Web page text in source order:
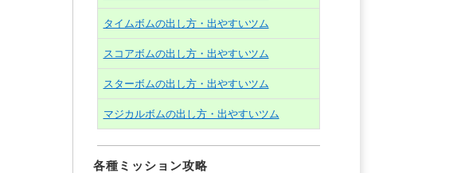
タイムボムの出し方・出やすいツム
スコアボムの出し方・出やすいツム
スターボムの出し方・出やすいツム
マジカルボムの出し方・出やすいツム
各種ミッション攻略